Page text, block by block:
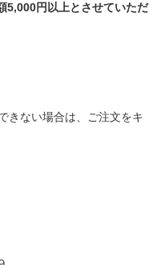
5,000円以上とさせていただ
きない場合は、ご注文をキ